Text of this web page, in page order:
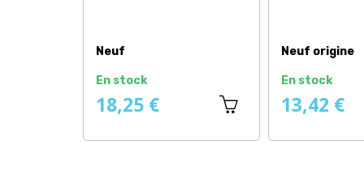
Neuf
En stock
18,25 €
Neuf origine
En stock
13,42 €